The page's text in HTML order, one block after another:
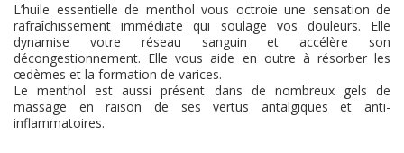
L’huile essentielle de menthol vous octroie une sensation de
rafraîchissement immédiate qui soulage vos douleurs. Elle
dynamise votre réseau sanguin et accélère son
décongestionnement. Elle vous aide en outre à résorber les
œdèmes et la formation de varices.
Le menthol est aussi présent dans de nombreux gels de
massage en raison de ses vertus antalgiques et anti-
inflammatoires.